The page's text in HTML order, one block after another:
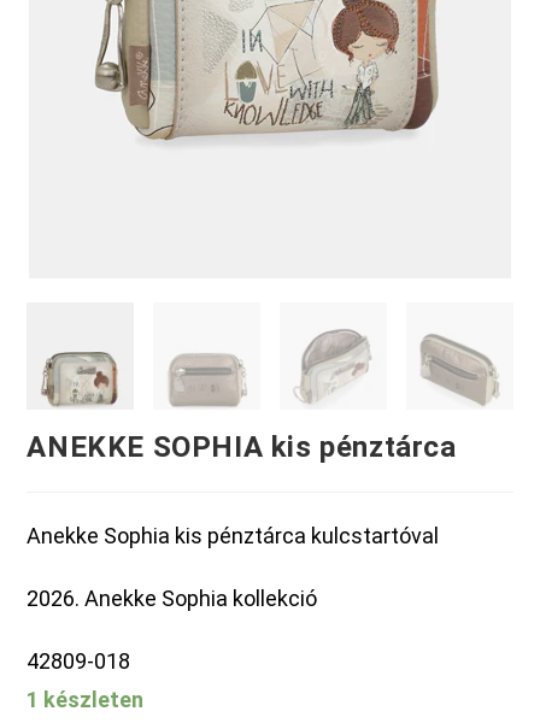
ANEKKE SOPHIA kis pénztárca
Anekke Sophia kis pénztárca kulcstartóval
2026. Anekke Sophia kollekció
42809-018
1 készleten